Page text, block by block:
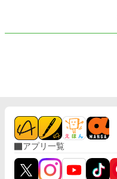
アプリ一覧